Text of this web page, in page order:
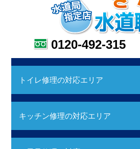
0120-492-315
トイレ修理の対応エリア
キッチン修理の対応エリア